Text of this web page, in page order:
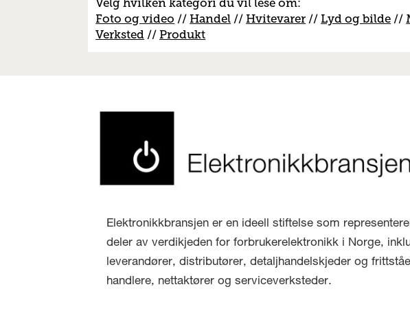
Foto og video //Handel //Hvitevarer // Lyd og bilde //
Verksted //Produkt
Elektronikkbransjen er en ideell stiftelse som
deler av verdikjeden for forbrukerelektronikk i Norge,
leverandører, distributører, detaljhandelskjeder og
handlere, nettaktører og serviceverksteder.